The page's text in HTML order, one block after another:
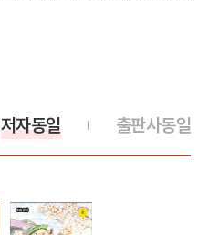
출판사동일
저자동일